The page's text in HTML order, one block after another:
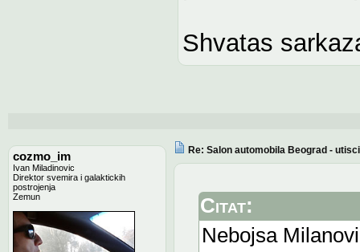
Shvatas
cozmo_im
Ivan Miladinovic
Direktor svemira i galaktickih
postrojenja
Zemun
Re: Salon automobila Beograd - utisci
Citat:
Nebojsa